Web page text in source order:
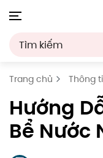
Trang chủ Thông
Bể Nước Ngầm Mới
Hướng
Bể Nước